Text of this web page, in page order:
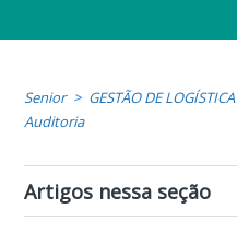
Senior GESTÃO DE LOGÍSTICA
Auditoria
Artigos nessa seção